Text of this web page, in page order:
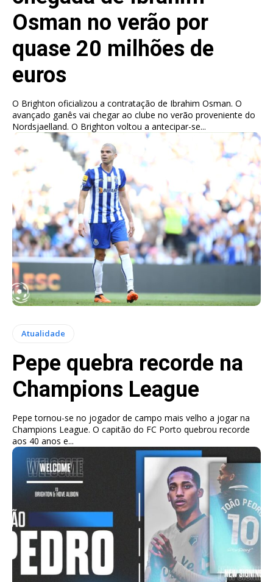
Osman no verão por
quase 20 milhões de
euros
O Brighton oficializou a contratação de Ibrahim Osman. O
avançado ganês vai chegar ao clube no verão proveniente do
Nordsjaelland. O Brighton voltou a antecipar-se...
Atualidade
Pepe quebra recorde na
Champions League
Pepe tornou-se no jogador de campo mais velho a jogar na
Champions League. O capitão do FC Porto quebrou recorde
aos 40 anos e...